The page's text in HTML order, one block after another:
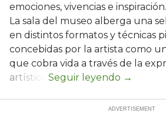
emociones, vivencias e inspiración.
La sala del museo alberga una
en distintos formatos y técnicas
concebidas por la artista como
que cobra vida a través de la
artística.